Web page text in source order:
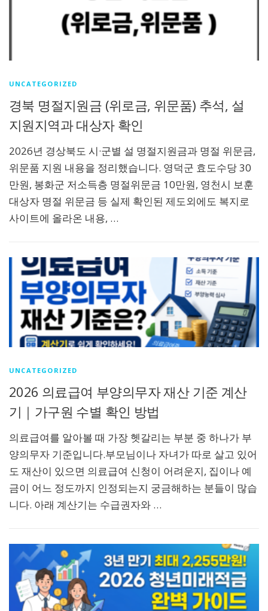
UNCATEGORIZED
경북 명절지원금 (위로금, 위문품) 추석, 설
지원지역과 대상자 확인
2026년 경상북도 시·군별 설 명절지원금과 명절 위문금,
위문품 지원 내용을 정리했습니다. 영덕군 효도수당 30
만원, 봉화군 저소득층 명절위문금 10만원, 영천시 보훈
대상자 명절 위문금 등 실제 확인된 제도외에도 복지로
사이트에 올라온 내용, …
UNCATEGORIZED
2026 의료급여 부양의무자 재산 기준 계산
기｜가구원 수별 확인 방법
의료급여를 알아볼 때 가장 헷갈리는 부분 중 하나가 부
양의무자 기준입니다.부모님이나 자녀가 따로 살고 있어
도 재산이 있으면 의료급여 신청이 어려운지, 집이나 예
금이 어느 정도까지 인정되는지 궁금해하는 분들이 많습
니다. 아래 계산기는 수급권자와 …